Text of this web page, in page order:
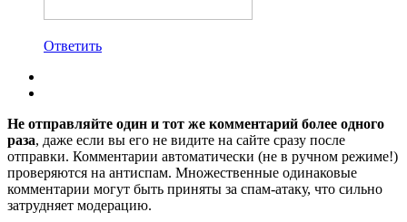
Ответить
Не отправляйте один и тот же комментарий более одного
раза, даже если вы его не видите на сайте сразу после
отправки. Комментарии автоматически (не в ручном режиме!)
проверяются на антиспам. Множественные одинаковые
комментарии могут быть приняты за спам-атаку, что сильно
затрудняет модерацию.